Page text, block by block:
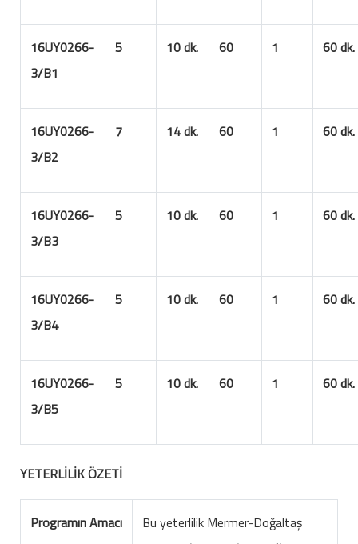
16UY0266-
3/B1
5 10 dk. 60 1 60 dk.
16UY0266-
3/B2
7 14 dk. 60 1 60 dk.
16UY0266-
3/B3
5 10 dk. 60 1 60 dk.
16UY0266-
3/B4
5 10 dk. 60 1 60 dk.
16UY0266-
3/B5
5 10 dk. 60 1 60 dk.
YETERLİLİK ÖZETİ
Programın Amacı
Bu yeterlilik Mermer-Doğaltaş